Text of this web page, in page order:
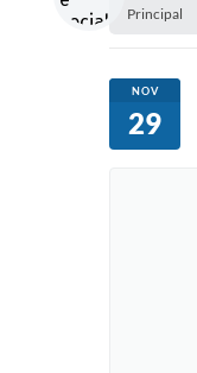
Principal
NOV
29